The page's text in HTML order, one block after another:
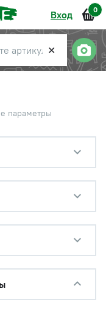
Вход 0
✕
параметры